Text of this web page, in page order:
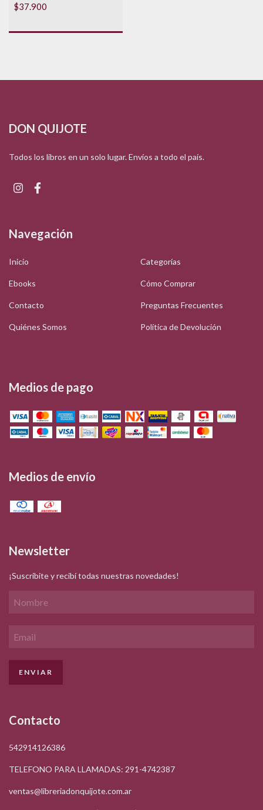
$37.900
DON QUIJOTE
Todos los libros en un solo lugar. Envíos a todo el país.
Navegación
Inicio Categorías
Ebooks Cómo Comprar
Contacto Preguntas Frecuentes
Quiénes Somos Política de Devolución
Medios de pago
Medios de envío
Newsletter
¡Suscribite y recibí todas nuestras novedades!
Contacto
542914126386
TELEFONO PARA LLAMADAS: 291-4742387
ventas@libreriadonquijote.com.ar